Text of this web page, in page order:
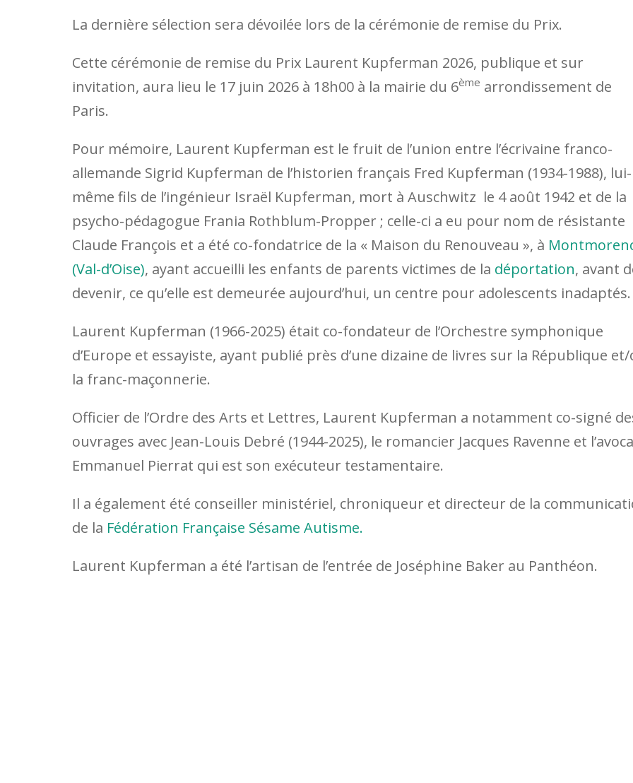
La dernière sélection sera dévoilée lors de la cérémonie de remise du Prix.
Cette cérémonie de remise du Prix Laurent Kupferman 2026, publique et sur
invitation, aura lieu le 17 juin 2026 à 18h00 à la mairie du 6ème arrondissement de
Paris.
Pour mémoire, Laurent Kupferman est le fruit de l’union entre l’écrivaine franco-
allemande Sigrid Kupferman de l’historien français Fred Kupferman (1934-1988), lui-
même fils de l’ingénieur Israël Kupferman, mort à Auschwitz le 4 août 1942 et de la
psycho-pédagogue Frania Rothblum-Propper ; celle-ci a eu pour nom de résistante
Claude François et a été co-fondatrice de la « Maison du Renouveau », à
(Val-d’Oise), ayant accueilli les enfants de parents victimes de la déportation, avant
devenir, ce qu’elle est demeurée aujourd’hui, un centre pour adolescents inadaptés.
Laurent Kupferman (1966-2025) était co-fondateur de l’Orchestre symphonique
d’Europe et essayiste, ayant publié près d’une dizaine de livres sur la République
la franc-maçonnerie.
Officier de l’Ordre des Arts et Lettres, Laurent Kupferman a notamment co-signé
ouvrages avec Jean-Louis Debré (1944-2025), le romancier Jacques Ravenne et
Emmanuel Pierrat qui est son exécuteur testamentaire.
Il a également été conseiller ministériel, chroniqueur et directeur de la
de la Fédération Française Sésame Autisme.
Laurent Kupferman a été l’artisan de l’entrée de Joséphine Baker au Panthéon.